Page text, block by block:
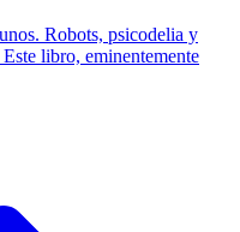
Robots, psicodelia y
libro, eminentemente